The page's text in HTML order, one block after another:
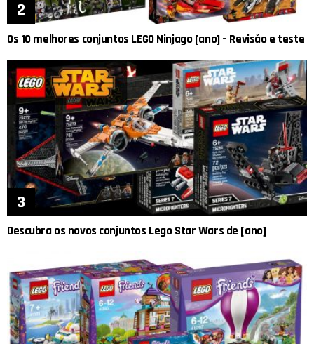
Os 10 melhores conjuntos LEGO Ninjago [ano] – Revisão e teste
Descubra os novos conjuntos Lego Star Wars de [ano]